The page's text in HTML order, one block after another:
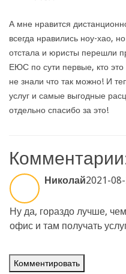
А мне нравится
всегда нравились ноу-хао,
отстала и юристы перешли
ЕЮС по сути первые, кто это
не знали что так можно! И
услуг и самые выгодные
отдельно спасибо за это!
Николай2021-
Ну да, гораздо лучше,
офис и там получать
Комментировать